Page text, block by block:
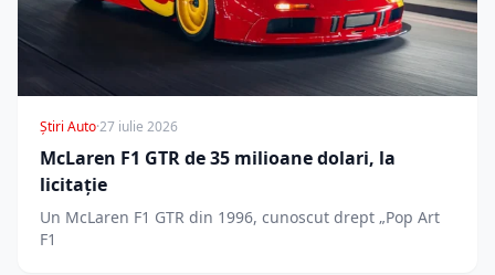
Știri Auto·27 iulie 2026
McLaren F1 GTR de 35 milioane dolari, la
licitație
Un McLaren F1 GTR din 1996, cunoscut drept „Pop Art
F1